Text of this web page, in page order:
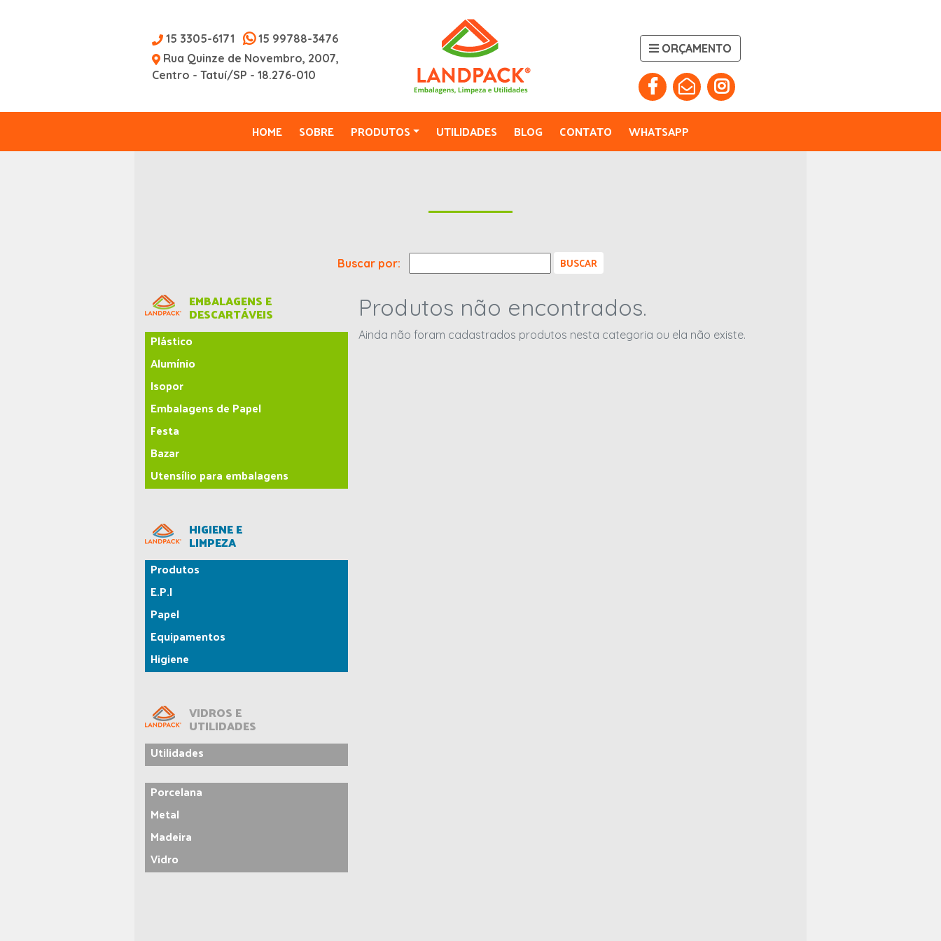
15 3305-6171
15 99788-3476
Rua Quinze de Novembro, 2007,
Centro - Tatuí/SP - 18.276-010
ORÇAMENTO
HOME SOBRE PRODUTOS UTILIDADES BLOG CONTATO WHATSAPP
Buscar por:
Produtos não encontrados.
Ainda não foram cadastrados produtos nesta categoria ou ela não existe.
EMBALAGENS E
DESCARTÁVEIS
Plástico
Alumínio
Isopor
Embalagens de Papel
Festa
Bazar
Utensílio para embalagens
HIGIENE E
LIMPEZA
Produtos
E.P.I
Papel
Equipamentos
Higiene
VIDROS E
UTILIDADES
Utilidades
Porcelana
Metal
Madeira
Vidro